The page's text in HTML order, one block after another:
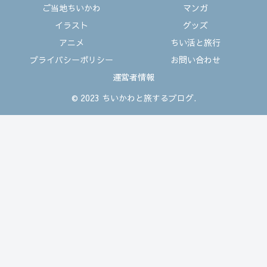
ご当地ちいかわ
マンガ
イラスト
グッズ
アニメ
ちい活と旅行
プライバシーポリシー
お問い合わせ
運営者情報
© 2023 ちいかわと旅するブログ.